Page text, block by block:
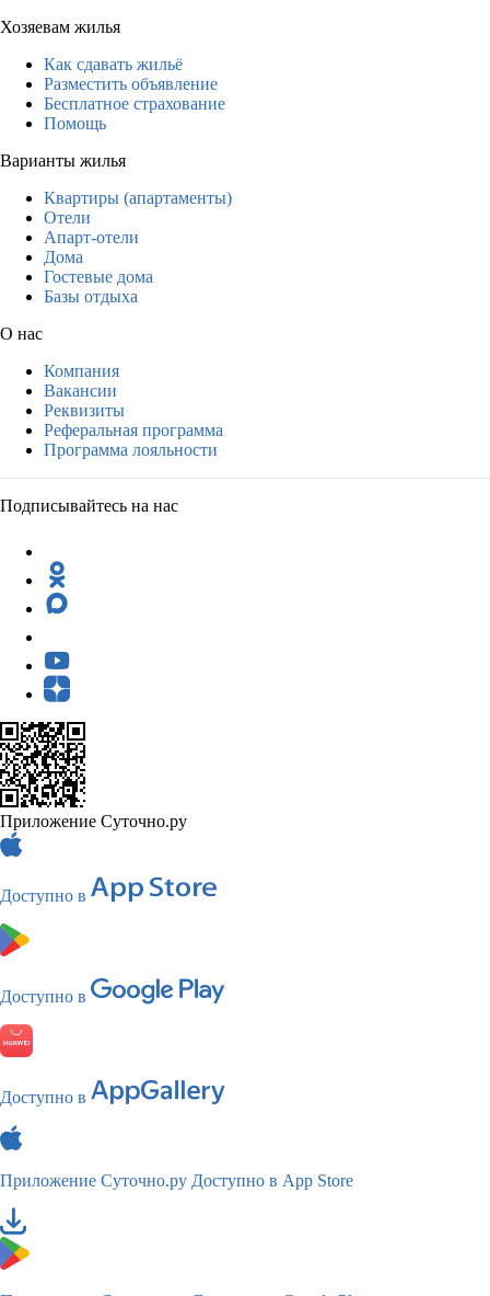
Хозяевам жилья
Как сдавать жильё
Разместить объявление
Бесплатное страхование
Помощь
Варианты жилья
Квартиры (апартаменты)
Отели
Апарт-отели
Дома
Гостевые дома
Базы отдыха
О нас
Компания
Вакансии
Реквизиты
Реферальная программа
Программа лояльности
Подписывайтесь на нас
Приложение Суточно.ру
Доступно в
Доступно в
Доступно в
Приложение Суточно.ру Доступно в App Store